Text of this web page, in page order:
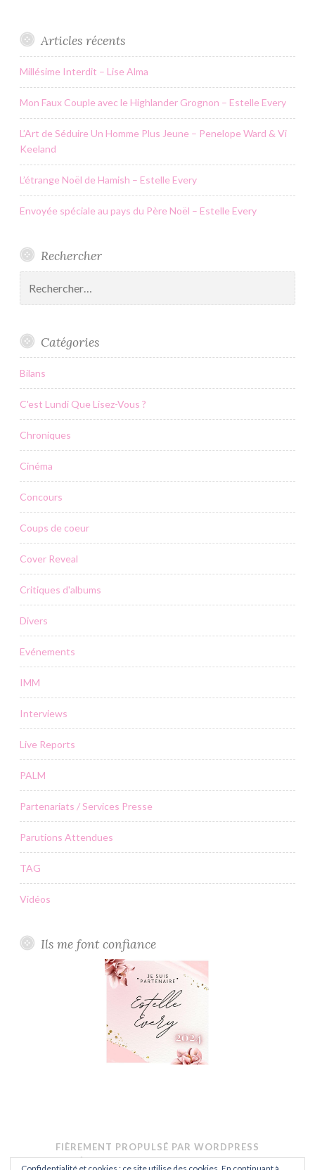
Articles récents
Millésime Interdit – Lise Alma
Mon Faux Couple avec le Highlander Grognon – Estelle Every
L’Art de Séduire Un Homme Plus Jeune – Penelope Ward & Vi
Keeland
L’étrange Noël de Hamish – Estelle Every
Envoyée spéciale au pays du Père Noël – Estelle Every
Rechercher
Catégories
Bilans
C'est Lundi Que Lisez-Vous ?
Chroniques
Cinéma
Concours
Coups de coeur
Cover Reveal
Critiques d'albums
Divers
Evénements
IMM
Interviews
Live Reports
PALM
Partenariats / Services Presse
Parutions Attendues
TAG
Vidéos
Ils me font confiance
FIÈREMENT PROPULSÉ PAR WORDPRESS
THÈME : BUTTON PARAUTOMATTIC.